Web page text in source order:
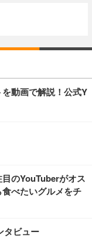
を動画で解説！公式Y
目のYouTuberがオス
べたいグルメをチ
タビュー